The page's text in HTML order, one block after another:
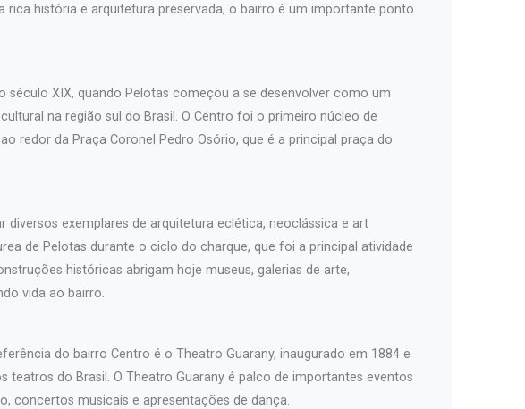
rica história e arquitetura preservada, o bairro é um importante ponto
século XIX, quando Pelotas começou a se desenvolver como um
na região sul do Brasil. O Centro foi o primeiro núcleo de
redor da Praça Coronel Pedro Osório, que é a principal praça do
diversos exemplares de arquitetura eclética, neoclássica e art
de Pelotas durante o ciclo do charque, que foi a principal atividade
históricas abrigam hoje museus, galerias de arte,
vida ao bairro.
do bairro Centro é o Theatro Guarany, inaugurado em 1884 e
teatros do Brasil. O Theatro Guarany é palco de importantes eventos
concertos musicais e apresentações de dança.